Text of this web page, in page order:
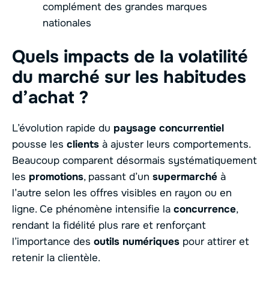
complément des grandes marques
nationales
Quels impacts de la volatilité
du marché sur les habitudes
d’achat ?
L’évolution rapide du paysage concurrentiel
pousse les clients à ajuster leurs comportements.
Beaucoup comparent désormais systématiquement
les promotions, passant d’un supermarché à
l’autre selon les offres visibles en rayon ou en
ligne. Ce phénomène intensifie la concurrence,
rendant la fidélité plus rare et renforçant
l’importance des outils numériques pour attirer et
retenir la clientèle.